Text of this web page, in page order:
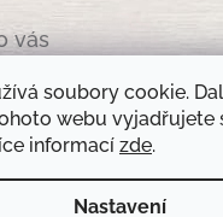
soubory cookie.
webu vyjadřujete
informací zde.
Nastavení
vás
údajů